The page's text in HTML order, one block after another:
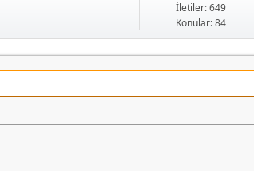
İletiler: 649
Konular: 84